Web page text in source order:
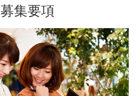
募集要項